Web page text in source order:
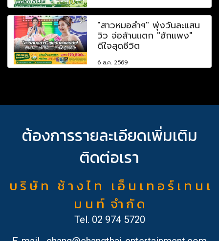
"สาวหมอลำฯ" พุ่งวันละแสน
วิว จ่อล้านแตก "ฮักแพง"
ดีใจสุดชีวิต
6 ส.ค. 2569
ต้องการรายละเอียดเพิ่มเติม
ติดต่อเรา
บ ริ ษั ท ช้ า ง ไ ท เ อ็ น เ ท อ ร์ เ ท น เ
ม น ท์ จำ กั ด
Tel. 02 974 5720